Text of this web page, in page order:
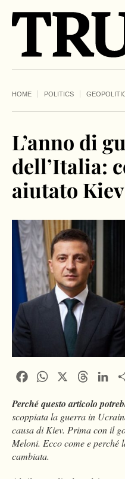
HOME POLITICS
L’anno di
dell’Italia:
aiutato Kiev
FacebookWhatsApp Threads
Perché questo articolo
scoppiata la guerra in
causa di Kiev. Prima con il
Meloni. Ecco come e perché
cambiata.